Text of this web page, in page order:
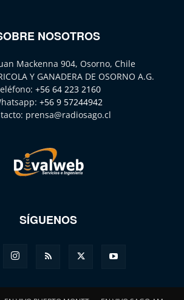
NOSOTROS
Mackenna 904, Osorno, Chile
Y GANADERA DE OSORNO A.G.
+56 64 223 2160
+56 9 57244942
prensa@radiosago.cl
SÍGUENOS